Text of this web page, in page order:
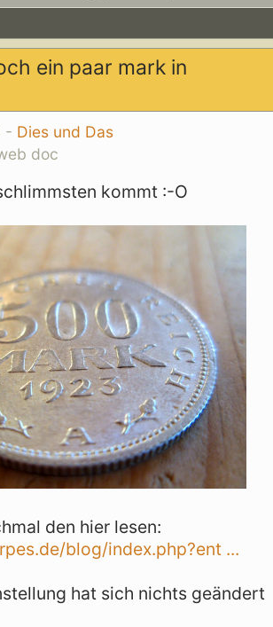
ein paar mark in
- Dies und Das
doc
kommt :-O
den hier lesen:
blog/index.php?ent ...
hat sich nichts geändert